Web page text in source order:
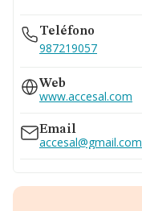
Teléfono
987219057
Web
www.accesal.com
Email
accesal@gmail.com